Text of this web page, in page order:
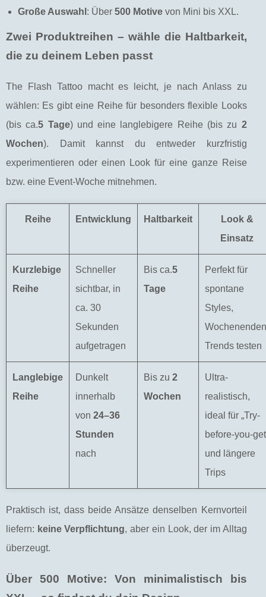
Große Auswahl : Über 500 Motive von Mini bis XXL.
Zwei Produktreihen – wähle die Haltbarkeit,
die zu deinem Leben passt
The Flash Tattoo macht es leicht, je nach Anlass zu
wählen: Es gibt eine Reihe für besonders flexible Looks
(bis ca.5 Tage) und eine langlebigere Reihe (bis zu 2
Wochen). Damit kannst du entweder kurzfristig
experimentieren oder einen Look für eine ganze Reise
bzw. eine Event-Woche mitnehmen.
Reihe Entwicklung Haltbarkeit
Look &
Einsatz
Kurzlebige
Reihe
Schneller
sichtbar, in
ca. 30
Sekunden
aufgetragen
Bis ca.5
Tage
Perfekt für
spontane
Styles,
Trends testen
Langlebige
Reihe
Dunkelt
innerhalb
von 24–36
Stunden
nach
Bis zu 2
Wochen
Ultra-
realistisch,
ideal für „Try-
before-you-
und längere
Trips
Praktisch ist, dass beide Ansätze denselben Kernvorteil
liefern: keine Verpflichtung, aber ein Look, der im Alltag
überzeugt.
Über 500 Motive: Von minimalistisch bis